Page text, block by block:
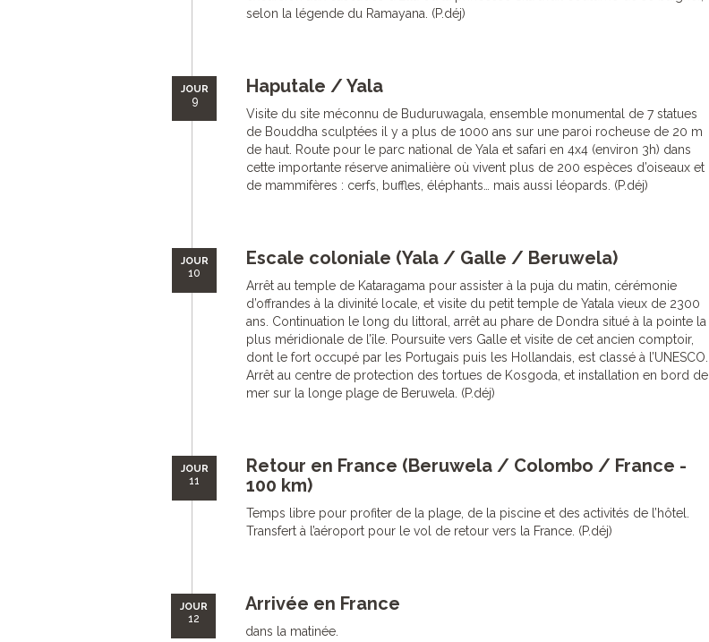
selon la légende du Ramayana. (P.déj)
JOUR
9
Haputale / Yala
Visite du site méconnu de Buduruwagala, ensemble monumental de 7 statues
de Bouddha sculptées il y a plus de 1000 ans sur une paroi rocheuse de 20 m
de haut. Route pour le parc national de Yala et safari en 4x4 (environ 3h) dans
cette importante réserve animalière où vivent plus de 200 espèces d’oiseaux et
de mammifères : cerfs, buffles, éléphants… mais aussi léopards. (P.déj)
JOUR
10
Escale coloniale (Yala / Galle / Beruwela)
Arrêt au temple de Kataragama pour assister à la puja du matin, cérémonie
d’offrandes à la divinité locale, et visite du petit temple de Yatala vieux de 2300
ans. Continuation le long du littoral, arrêt au phare de Dondra situé à la pointe la
plus méridionale de l’île. Poursuite vers Galle et visite de cet ancien comptoir,
dont le fort occupé par les Portugais puis les Hollandais, est classé à l’UNESCO.
Arrêt au centre de protection des tortues de Kosgoda, et installation en bord de
mer sur la longe plage de Beruwela. (P.déj)
JOUR
11
Retour en France (Beruwela / Colombo / France -
100 km)
Temps libre pour profiter de la plage, de la piscine et des activités de l’hôtel.
Transfert à l’aéroport pour le vol de retour vers la France. (P.déj)
JOUR
12
Arrivée en France
dans la matinée.